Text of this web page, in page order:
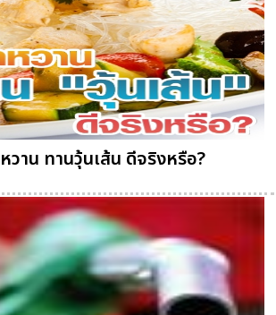
หวาน ทานวุ้นเส้น ดีจริงหรือ?